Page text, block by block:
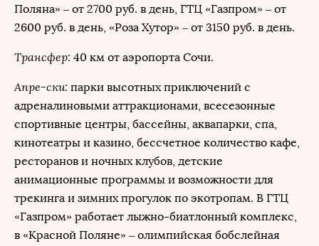
Поляна» – от 2700 руб. в день, ГТЦ «Газпром» – от
2600 руб. в день, «Роза Хутор» – от 3150 руб. в день.
Трансфер: 40 км от аэропорта Сочи.
Апре-ски: парки высотных приключений с
адреналиновыми аттракционами, всесезонные
спортивные центры, бассейны, аквапарки, спа,
кинотеатры и казино, бессчетное количество кафе,
ресторанов и ночных клубов, детские
анимационные программы и возможности для
трекинга и зимних прогулок по экотропам. В ГТЦ
«Газпром» работает лыжно-биатлонный комплекс,
в «Красной Поляне» – олимпийская бобслейная